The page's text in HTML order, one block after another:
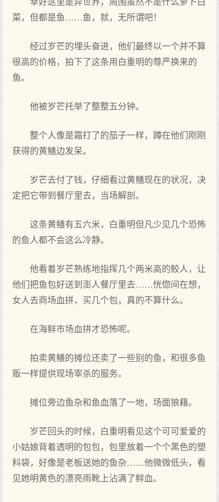
幸好这里是异世界，周围虽然不是什么萝卜白
菜，但都是鱼……鱼，就，无所谓吧！
经过岁芒的埋头奋进，他们最终以一个并不算
很高的价格，拍下了这条用白重明的尊严换来的
鱼。
他被岁芒托举了整整五分钟。
整个人像是霜打了的茄子一样，蹲在他们刚刚
获得的黄鳝边发呆。
岁芒去付了钱，仔细看过黄鳝现在的状况，决
定把它带到餐厅里去，当场解剖。
这条黄鳝有五六米，白重明但凡少见几个恐怖
的鱼人都不会这么冷静。
他看着岁芒熟练地指挥几个两米高的鲛人，让
他们把鱼包好送到澎人餐厅里去……恍惚间在想，
女人去商场血拼，买几个包，真的不算什么。
在海鲜市场血拼才恐怖呢。
拍卖黄鳝的摊位还卖了一些别的鱼，和很多鱼
贩一样提供现场宰杀的服务。
摊位旁边鱼杂和鱼血落了一地，场面狼藉。
岁芒回头的时候，白重明看见这个可可爱爱的
小姑娘背着透明的包包，包里放着一个个黑色的塑
料袋，好像是老板送她的鱼杂……他微微低头，看
见她明黄色的漂亮雨靴上沾满了鲜血。